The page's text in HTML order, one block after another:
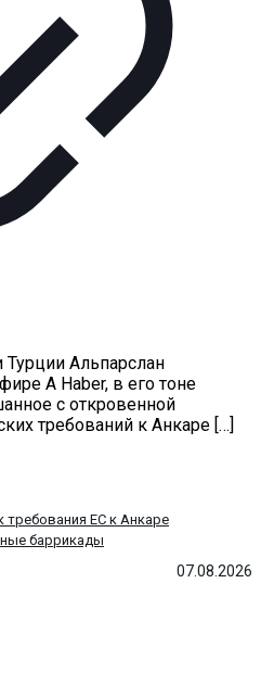
07.08.2026
требования ЕС к Анкаре
баррикады
Турции Альпарслан
A Haber, в его тоне
с откровенной
требований к Анкаре […]